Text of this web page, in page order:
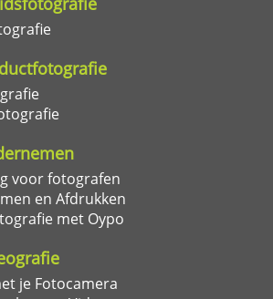
voor fotografen
en Afdrukken
met Oypo
je Fotocamera